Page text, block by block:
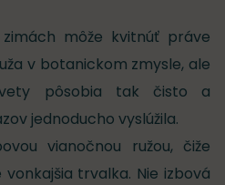
môže kvitnúť práve
v botanickom zmysle, ale
pôsobia tak čisto a
jednoducho vyslúžila.
vianočnou ružou, čiže
trvalka. Nie izbová